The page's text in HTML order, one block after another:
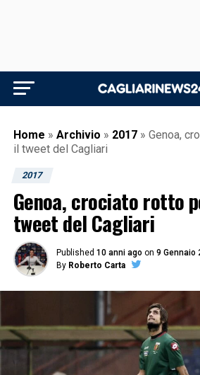
Home » Archivio » 2017 » Genoa,
il tweet del Cagliari
2017
Genoa, crociato rotto
tweet del Cagliari
Published 10 anni ago on 9 Gennaio
By Roberto Carta